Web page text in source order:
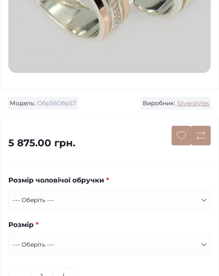
Модель: Обр56Обр57 Виробник: Silverstyles
5 875.00 грн.
Розмір чоловічої обручки *
Розмір *